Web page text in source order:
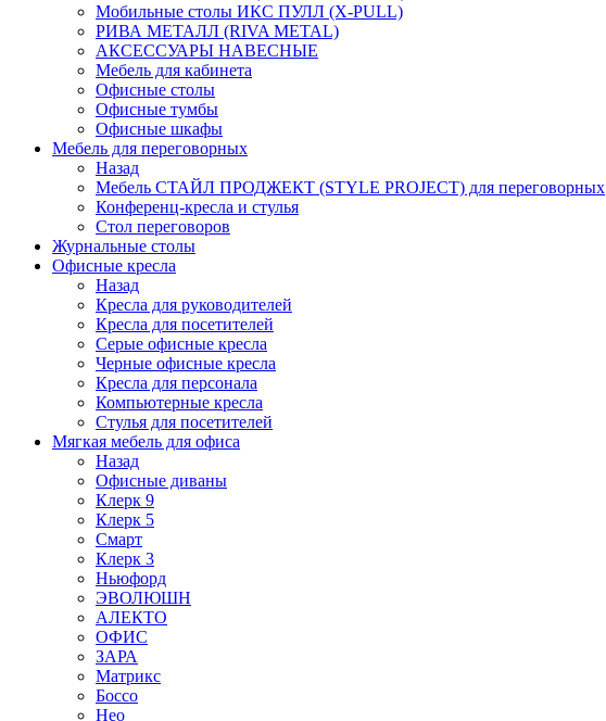
Мобильные столы ИКС ПУЛЛ (X-PULL)
РИВА МЕТАЛЛ (RIVA METAL)
АКСЕССУАРЫ НАВЕСНЫЕ
Мебель для кабинета
Офисные столы
Офисные тумбы
Офисные шкафы
Мебель для переговорных
Назад
Мебель СТАЙЛ ПРОДЖЕКТ (STYLE PROJECT) для переговорных
Конференц-кресла и стулья
Стол переговоров
Журнальные столы
Офисные кресла
Назад
Кресла для руководителей
Кресла для посетителей
Серые офисные кресла
Черные офисные кресла
Кресла для персонала
Компьютерные кресла
Стулья для посетителей
Мягкая мебель для офиса
Назад
Офисные диваны
Клерк 9
Клерк 5
Смарт
Клерк 3
Ньюфорд
ЭВОЛЮШН
АЛЕКТО
ОФИС
ЗАРА
Матрикс
Боссо
Нео